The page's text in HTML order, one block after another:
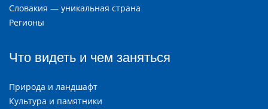
Словакия — уникальная страна
Регионы
Что видеть и чем заняться
Природа и ландшафт
Культура и памятники